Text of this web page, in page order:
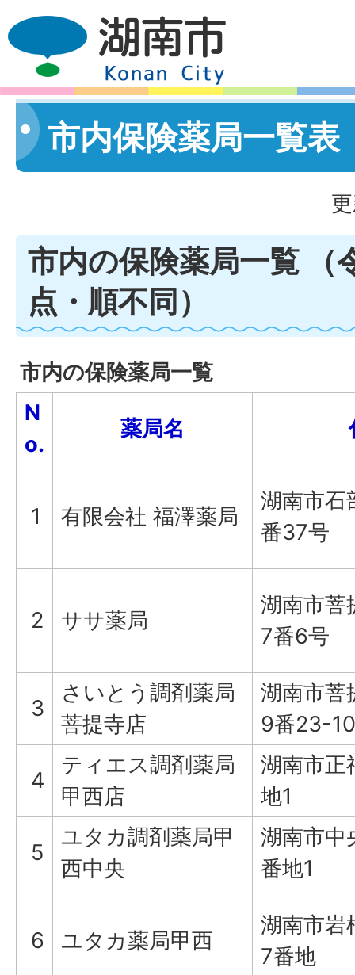
市内保険薬局一覧表
市内の保険薬局一覧 （
点・順不同）
市内の保険薬局一覧
N
o.
薬局名
1 有限会社 福澤薬局
湖南市石
番37号
2 ササ薬局
湖南市菩
7番6号
3
さいとう調剤薬局
菩提寺店
湖南市菩
9番23-
4
ティエス調剤薬局
甲西店
湖南市正
地1
5
ユタカ調剤薬局甲
西中央
湖南市中
番地1
6 ユタカ薬局甲西
湖南市岩
7番地